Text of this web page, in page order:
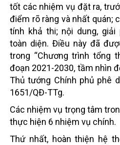
tốt các nhiệm vụ đặt ra,
điểm rõ ràng và nhất quán;
tính khả thi; nội dung, giải
toàn diện. Điều này đã
trong “Chương trình tổng
đoạn 2021-2030, tầm nhìn
Thủ tướng Chính phủ phê
1651/QĐ-TTg.
Các nhiệm vụ trọng tâm
thực hiện 6 nhiệm vụ chính.
Thứ nhất, hoàn thiện hệ